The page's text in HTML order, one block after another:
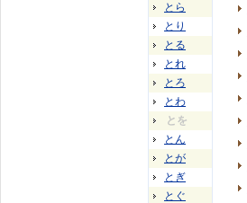
とら
とり
とる
とれ
とろ
とわ
とを
とん
とが
とぎ
とぐ